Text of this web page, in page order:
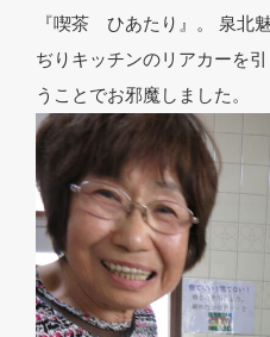
『喫茶 ひあたり』。 泉北
ぢりキッチンのリアカーを
うことでお邪魔しました。